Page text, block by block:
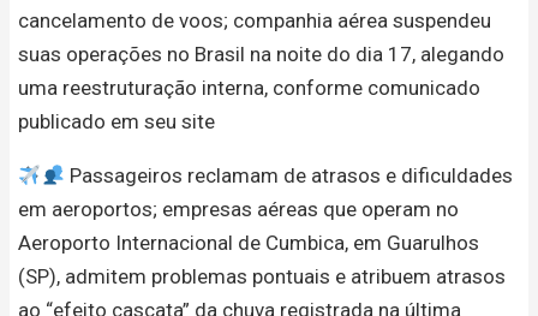
cancelamento de voos; companhia aérea suspendeu
suas operações no Brasil na noite do dia 17, alegando
uma reestruturação interna, conforme comunicado
publicado em seu site
Passageiros reclamam de atrasos e dificuldades
em aeroportos; empresas aéreas que operam no
Aeroporto Internacional de Cumbica, em Guarulhos
(SP), admitem problemas pontuais e atribuem atrasos
ao “efeito cascata” da chuva registrada na última